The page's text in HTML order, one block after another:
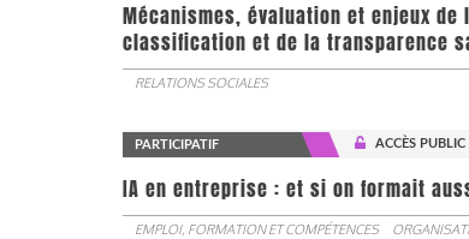
Mécanismes, évaluation et enjeux
classification et de la transparence
RELATIONS SOCIALES
PARTICIPATIF ACCÈS PUBLIC
IA en entreprise : et si on formait
EMPLOI, FORMATION ET COMPÉTENCES